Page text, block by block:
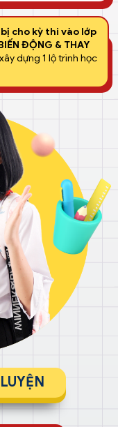
bị cho kỳ thi vào lớp
ĐỘNG & THAY
xây dựng 1 lộ trình học